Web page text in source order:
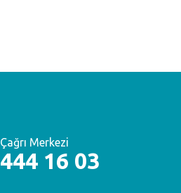
Çağrı Merkezi
444 16 03